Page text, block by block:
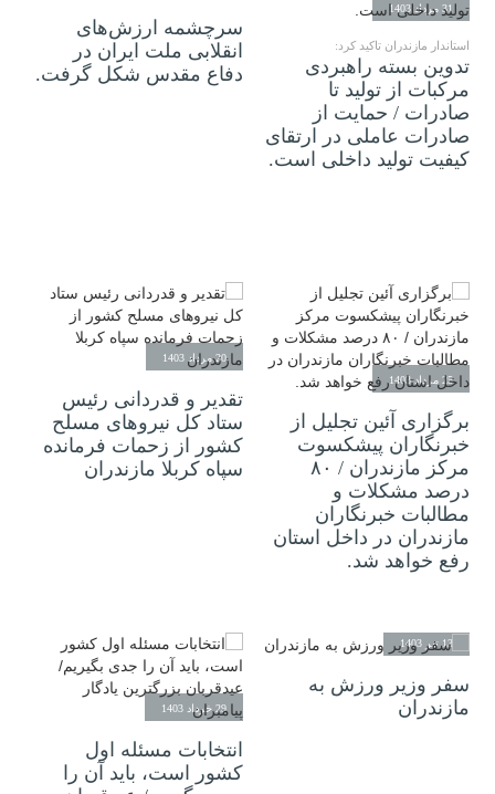
31 مرداد 1403
استاندار مازندران تاکید کرد:
تدوین بسته راهبردی
مرکبات از تولید تا
صادرات / حمایت از
صادرات عاملی در ارتقای
کیفیت تولید داخلی است.
سرچشمه ارزش‌های
انقلابی ملت ایران در
دفاع مقدس شکل گرفت.
25 مرداد 1403
برگزاری آئین تجلیل از
خبرنگاران پیشکسوت
مرکز مازندران / ۸۰
درصد مشکلات و
مطالبات خبرنگاران
مازندران در داخل استان
رفع خواهد شد.
20 مرداد 1403
تقدیر و قدردانی رئیس
ستاد کل نیرو‌های مسلح
کشور از زحمات فرمانده
سپاه کربلا مازندران
13 تیر 1403
سفر وزیر ورزش به
مازندران
29 خرداد 1403
انتخابات مسئله اول
کشور است، باید آن را